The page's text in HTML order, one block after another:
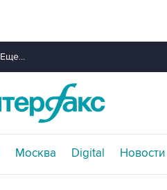
Еще...
Москва Digital Новости